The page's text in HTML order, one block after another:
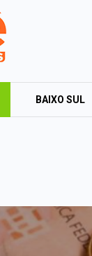
BAIXO SUL